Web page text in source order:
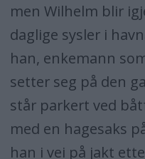
men Wilhelm blir
daglige sysler i
han, enkemann
setter seg på den
står parkert ved
med en hagesaks
han i vei på jakt